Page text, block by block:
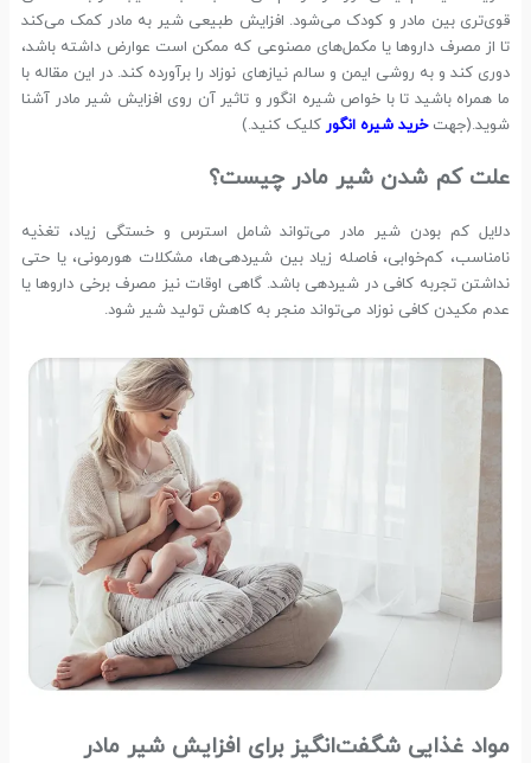
قوی‌تری بین مادر و کودک می‌شود. افزایش طبیعی شیر به مادر کمک می‌کند
تا از مصرف داروها یا مکمل‌های مصنوعی که ممکن است عوارض داشته باشد،
دوری کند و به روشی ایمن و سالم نیازهای نوزاد را برآورده کند. در این مقاله با
ما همراه باشید تا با خواص شیره انگور و تاثیر آن روی افزایش شیر مادر آشنا
شوید.(جهتخرید شیره انگور کلیک کنید.)
علت کم شدن شیر مادر چیست؟
دلایل کم بودن شیر مادر می‌تواند شامل استرس و خستگی زیاد، تغذیه
نامناسب، کم‌خوابی، فاصله زیاد بین شیردهی‌ها، مشکلات هورمونی، یا حتی
نداشتن تجربه کافی در شیردهی باشد. گاهی اوقات نیز مصرف برخی داروها یا
عدم مکیدن کافی نوزاد می‌تواند منجر به کاهش تولید شیر شود.
مواد غذایی شگفت‌انگیز برای افزایش شیر مادر